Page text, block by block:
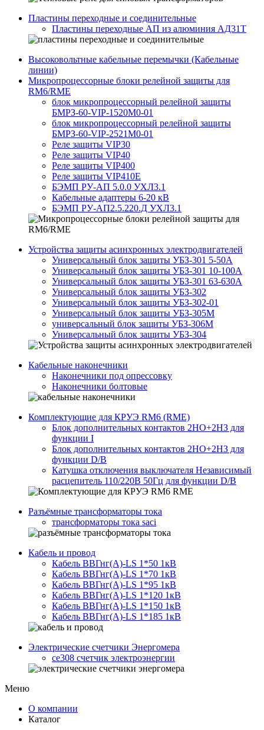
Пластины переходные и соединительные
Пластины переходные АП из алюминия АД31Т
Высоковольтные кабельные перемычки (Кабельные
линии)
Микропроцессорные блоки релейной защиты для
RM6/RME
блок микропроцессорный релейной защиты
БМРЗ-60-VIP-1520М0-01
блок микропроцессорный релейной защиты
БМРЗ-60-VIP-2521М0-01
Реле защиты VIP30
Реле защиты VIP40
Реле защиты VIP400
Реле защиты VIP410E
БЭМП РУ-АП 5.0.0 УХЛ3.1
Кабельные адаптеры 6-20 кВ
БЭМП РУ-АП2.5.220.Д УХЛ3.1
Устройства защиты асинхронных электродвигателей
Универсальный блок защиты УБЗ-301 5-50А
Универсальный блок защиты УБЗ-301 10-100А
Универсальный блок защиты УБЗ-301 63-630А
Универсальный блок защиты УБЗ-302
Универсальный блок защиты УБЗ-302-01
Универсальный блок защиты УБЗ-305М
универсальный блок защиты УБЗ-306М
Универсальный блок защиты УБЗ-304
Кабельные наконечники
Наконечники под опрессовку
Наконечники болтовые
Комплектующие для КРУЭ RM6 (RME)
Блок дополнительных контактов 2НО+2НЗ для
функции I
Блок дополнительных контактов 2НО+2НЗ для
функции D/B
Катушка отключения выключателя Независимый
расцепитель 110/220В 50Гц для функции D/B
Разъёмные трансформаторы тока
трансформаторы тока saci
Кабель и провод
Кабель ВВГнг(A)-LS 1*50 1кВ
Кабель ВВГнг(A)-LS 1*70 1кВ
Кабель ВВГнг(A)-LS 1*95 1кВ
Кабель ВВГнг(A)-LS 1*120 1кВ
Кабель ВВГнг(A)-LS 1*150 1кВ
Кабель ВВГнг(A)-LS 1*185 1кВ
Электрические счетчики Энергомера
ce308 счетчик электроэнергии
Меню
О компании
Каталог